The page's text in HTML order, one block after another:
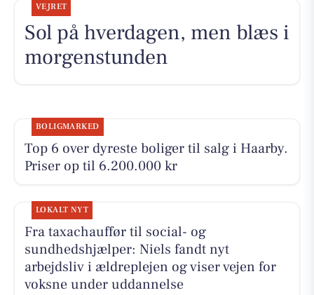
VEJRET
Sol på hverdagen, men blæs i
morgenstunden
BOLIGMARKED
Top 6 over dyreste boliger til salg i Haarby.
Priser op til 6.200.000 kr
LOKALT NYT
Fra taxachauffør til social- og
sundhedshjælper: Niels fandt nyt
arbejdsliv i ældreplejen og viser vejen for
voksne under uddannelse